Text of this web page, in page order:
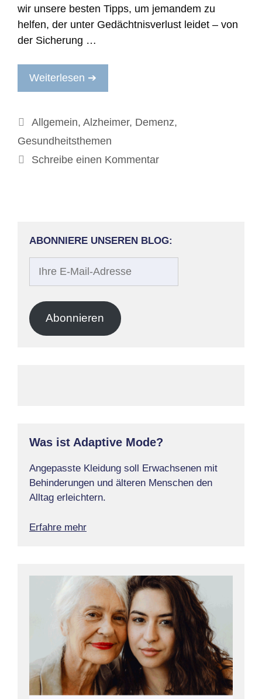
wir unsere besten Tipps, um jemandem zu
helfen, der unter Gedächtnisverlust leidet – von
der Sicherung …
Weiterlesen ➔
Kategorien
Allgemein, Alzheimer, Demenz,
Gesundheitsthemen
Schreibe einen Kommentar
ABONNIERE UNSEREN BLOG:
Adresse
Abonnieren
Was ist Adaptive Mode?
Angepasste Kleidung soll Erwachsenen mit
Behinderungen und älteren Menschen den
Alltag erleichtern.
Erfahre mehr